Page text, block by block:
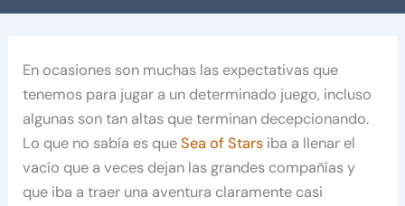
En ocasiones son muchas las expectativas que
tenemos para jugar a un determinado juego, incluso
algunas son tan altas que terminan decepcionando.
Lo que no sabía es queSea of Stars iba a llenar el
vacío que a veces dejan las grandes compañías y
que iba a traer una aventura claramente casi